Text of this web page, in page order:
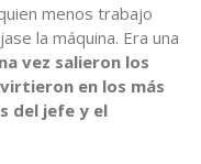
menos trabajo
la máquina. Era una
vez salieron los
en los más
del jefe y el